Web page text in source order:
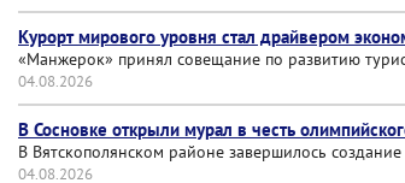
Курорт мирового уровня стал драйвером
«Манжерок» принял совещание по развитию
04.08.2026
В Сосновке открыли мурал в честь
В Вятскополянском районе завершилось
04.08.2026